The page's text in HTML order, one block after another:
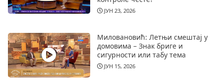
ЈУН 23, 2026
Миловановић: Летњи смештај у
домовима – Знак бриге и
сигурности или табу тема
ЈУН 15, 2026